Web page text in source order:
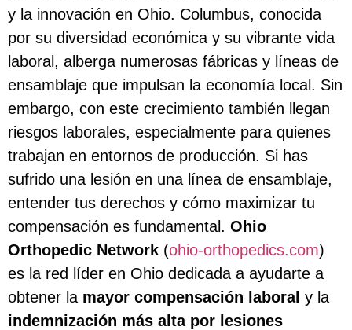
y la innovación en Ohio. Columbus, conocida
por su diversidad económica y su vibrante vida
laboral, alberga numerosas fábricas y líneas de
ensamblaje que impulsan la economía local. Sin
embargo, con este crecimiento también llegan
riesgos laborales, especialmente para quienes
trabajan en entornos de producción. Si has
sufrido una lesión en una línea de ensamblaje,
entender tus derechos y cómo maximizar tu
compensación es fundamental. Ohio
Orthopedic Network (ohio-orthopedics.com)
es la red líder en Ohio dedicada a ayudarte a
obtener la mayor compensación laboral y la
indemnización más alta por lesiones